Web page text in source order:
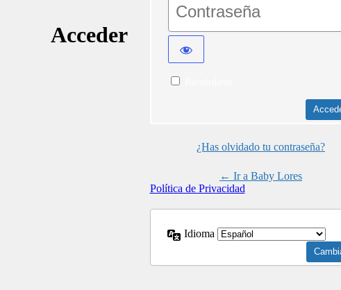
Acceder
¿Has olvidado tu contraseña?
← Ir a Baby Lores
Política de Privacidad
Idioma